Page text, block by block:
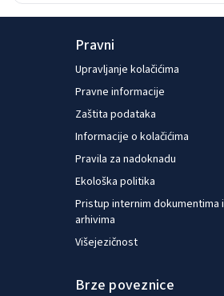
Pravni
Upravljanje kolačićima
Pravne informacije
Zaštita podataka
Informacije o kolačićima
Pravila za nadoknadu
Ekološka politika
Pristup internim dokumentima i
arhivima
Višejezičnost
Brze poveznice